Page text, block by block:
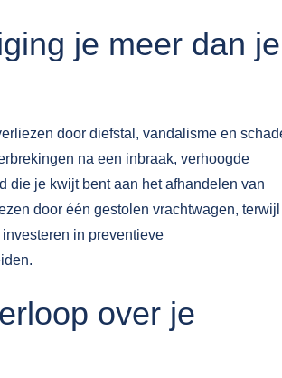
je meer dan je
door diefstal, vandalisme en
na een inbraak, verhoogde
die je kwijt bent aan het afhandelen van
door één gestolen vrachtwagen,
in preventieve
over je